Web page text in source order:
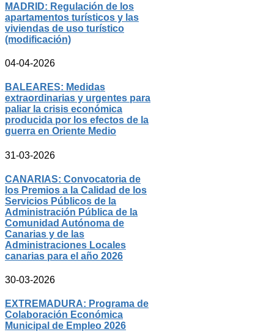
MADRID: Regulación de los
apartamentos turísticos y las
viviendas de uso turístico
(modificación)
04-04-2026
BALEARES: Medidas
extraordinarias y urgentes para
paliar la crisis económica
producida por los efectos de la
guerra en Oriente Medio
31-03-2026
CANARIAS: Convocatoria de
los Premios a la Calidad de los
Servicios Públicos de la
Administración Pública de la
Comunidad Autónoma de
Canarias y de las
Administraciones Locales
canarias para el año 2026
30-03-2026
EXTREMADURA: Programa de
Colaboración Económica
Municipal de Empleo 2026